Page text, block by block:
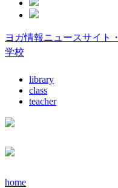
ヨガ情報ニュースサイト
学校
library
class
teacher
home